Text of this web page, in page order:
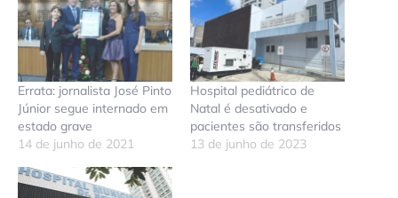
Errata: jornalista José Pinto
Júnior segue internado em
estado grave
14 de junho de 2021
Hospital pediátrico de
Natal é desativado e
pacientes são transferidos
13 de junho de 2023